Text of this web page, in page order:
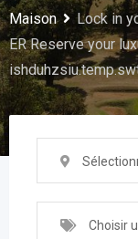
Maison
Lock in
ER Reserve your
Choisir